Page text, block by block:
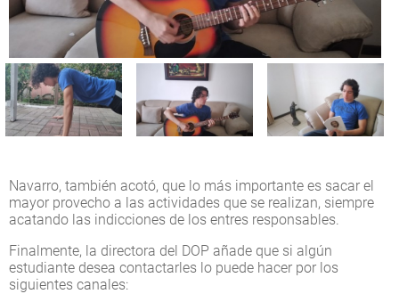
Navarro, también acotó, que lo más importante es sacar el
mayor provecho a las actividades que se realizan, siempre
acatando las indicciones de los entres responsables.
Finalmente, la directora del DOP añade que si algún
estudiante desea contactarles lo puede hacer por los
siguientes canales: